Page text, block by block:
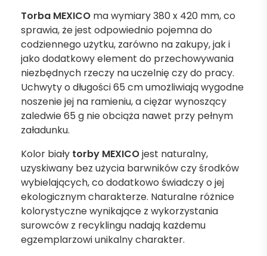
Torba MEXICO ma wymiary 380 x 420 mm, co
sprawia, że jest odpowiednio pojemna do
codziennego użytku, zarówno na zakupy, jak i
jako dodatkowy element do przechowywania
niezbędnych rzeczy na uczelnię czy do pracy.
Uchwyty o długości 65 cm umożliwiają wygodne
noszenie jej na ramieniu, a ciężar wynoszący
zaledwie 65 g nie obciąża nawet przy pełnym
załadunku.
Kolor biały torby MEXICOjest naturalny,
uzyskiwany bez użycia barwników czy środków
wybielających, co dodatkowo świadczy o jej
ekologicznym charakterze. Naturalne różnice
kolorystyczne wynikające z wykorzystania
surowców z recyklingu nadają każdemu
egzemplarzowi unikalny charakter.